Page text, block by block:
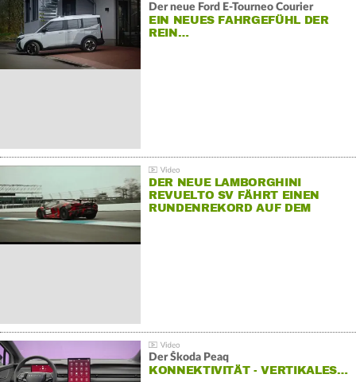
Der neue Ford E-Tourneo Courier
EIN NEUES FAHRGEFÜHL DER
REIN…
DER NEUE LAMBORGHINI
REVUELTO SV FÄHRT EINEN
RUNDENREKORD AUF DEM
Der Škoda Peaq
KONNEKTIVITÄT - VERTIKALES…